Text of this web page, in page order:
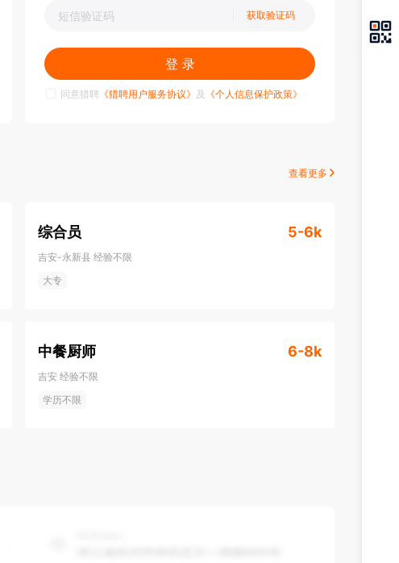
获取验证码
登 录
同意猎聘 《猎聘用户服务协议》 及 《个人信息保护政策》
查看更多
综合员 5-6k
吉安-永新县 经验不限
大专
中餐厨师 6-8k
吉安 经验不限
学历不限